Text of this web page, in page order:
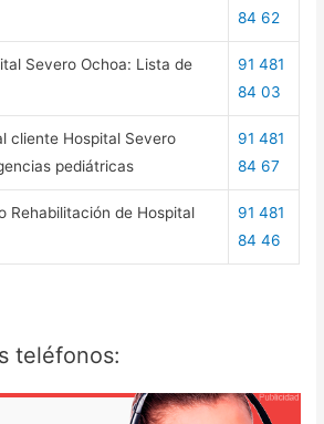
84 62
Severo Ochoa: Lista de
91 481
84 03
cliente Hospital Severo
pediátricas
91 481
84 67
Rehabilitación de Hospital
91 481
84 46
teléfonos: